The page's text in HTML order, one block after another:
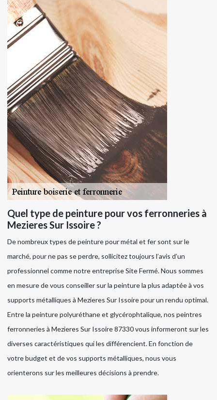
Quel type de peinture pour vos ferronneries à
Mezieres Sur Issoire ?
De nombreux types de peinture pour métal et fer sont sur le
marché, pour ne pas se perdre, sollicitez toujours l’avis d’un
professionnel comme notre entreprise Site Fermé. Nous sommes
en mesure de vous conseiller sur la peinture la plus adaptée à vos
supports métalliques à Mezieres Sur Issoire pour un rendu optimal.
Entre la peinture polyuréthane et glycérophtalique, nos peintres
ferronneries à Mezieres Sur Issoire 87330 vous informeront sur les
diverses caractéristiques qui les différencient. En fonction de
votre budget et de vos supports métalliques, nous vous
orienterons sur les meilleures décisions à prendre.